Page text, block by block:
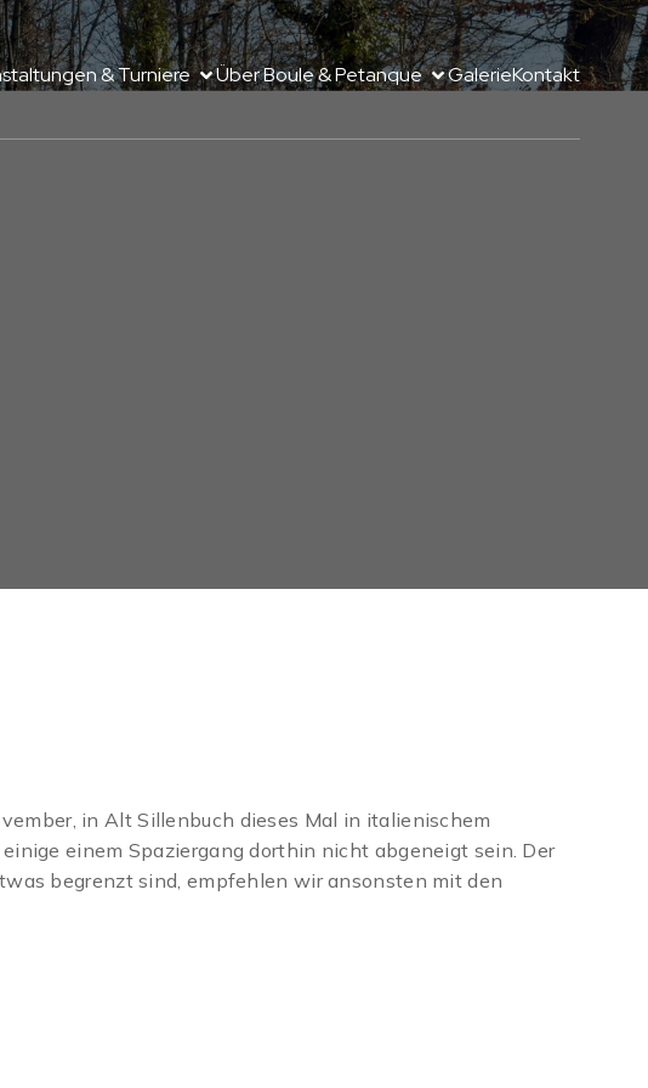
& Turniere Über Boule & Petanque GalerieKontakt
in Alt Sillenbuch dieses Mal in italienischem
einem Spaziergang dorthin nicht abgeneigt sein. Der
begrenzt sind, empfehlen wir ansonsten mit den